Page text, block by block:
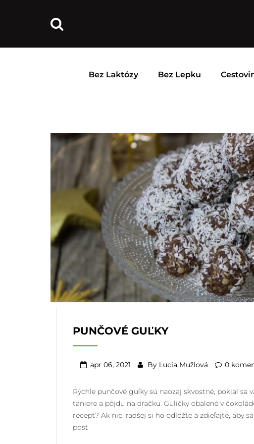
Bez Laktózy Bez Lepku
PUNČOVÉ GUĽKY
apr 06, 2021 By Lucia Mužlová 0
Rýchle punčové guľky sú naozaj skvostné, pokiaľ
taniere a pôjdu na dračku. Guličky obalené v
recept? Ak nie, radšej si ho odložte a zdieľajte,
post